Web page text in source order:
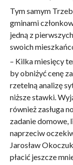
Tym samym
gminami
jedną z
swoich
– Kilka miesięcy
by obniżyć cenę
rzetelną analizę
niższe stawki.
również zasługa
zadanie domowe,
naprzeciw
Jarosław
płacić jeszcze